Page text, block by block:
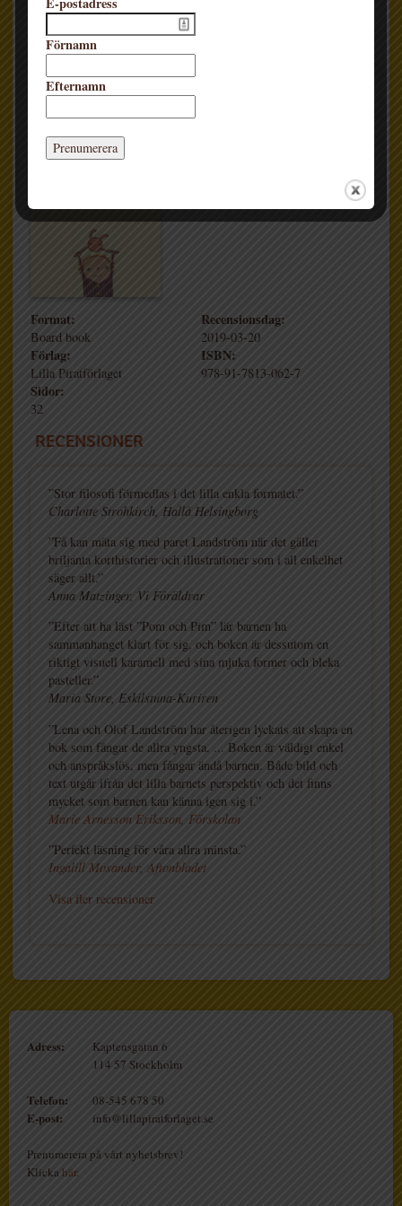
ISBN:
978-91-87027-26-0
Genre:
Pom och Pim
Format:
Board book
Recensionsdag:
2019-03-20
Förlag:
Lilla Piratförlaget
ISBN:
978-91-7813-062-7
Sidor:
32
RECENSIONER
”Stor filosofi förmedlas i det lilla enkla formatet.”
Charlotte Strohkirch, Hallå Helsingborg
”Få kan mäta sig med paret Landström när det gäller
briljanta korthistorier och illustrationer som i all enkelhet
säger allt.”
Anna Matzinger, Vi Föräldrar
”Efter att ha läst ”Pom och Pim” lär barnen ha
sammanhanget klart för sig, och boken är dessutom en
riktigt visuell karamell med sina mjuka former och bleka
pasteller.”
Maria Store, Eskilstuna-Kuriren
”Lena och Olof Landström har återigen lyckats att skapa en
bok som fångar de allra yngsta. ... Boken är väldigt enkel
och anspråkslös, men fångar ändå barnen. Både bild och
text utgår ifrån det lilla barnets perspektiv och det finns
mycket som barnen kan känna igen sig i.”
Marie Arnesson Eriksson, Förskolan
”Perfekt läsning för våra allra minsta.”
Ingalill Mosander, Aftonbladet
Visa fler recensioner
Adress:
Kaptensgatan 6
114 57 Stockholm
Telefon: 08-545 678 50
E-post: info@lillapiratforlaget.se
Prenumerera på vårt nyhetsbrev!
Klicka här.
Förnamn
Efternamn